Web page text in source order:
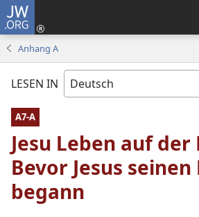
JW.ORG
Anhang A
LESEN IN
A7-A
Jesu Leben auf der
Bevor Jesus
begann